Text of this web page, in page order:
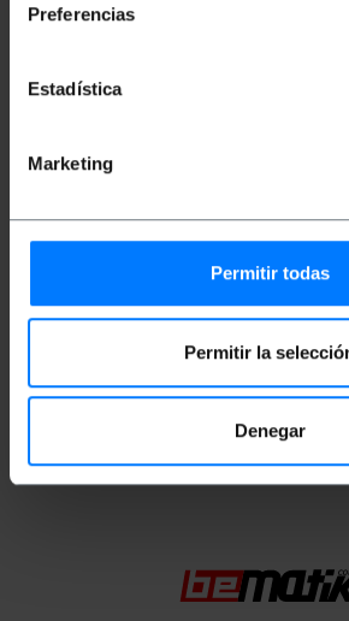
Preferencias
Estadística
Marketing
Permitir todas
Permitir la
Denegar
Disposa de dos connectors ST/PC
connectors SC/PC en l'altre
revestiment de 9/125 microns
de cada cable de 3.0 mm (incloent-
Pes brut: 60 g
alçada): 17.0 x 17.0 x 1.5 cm
Mides del paquet: 17.0 x 17.0 x